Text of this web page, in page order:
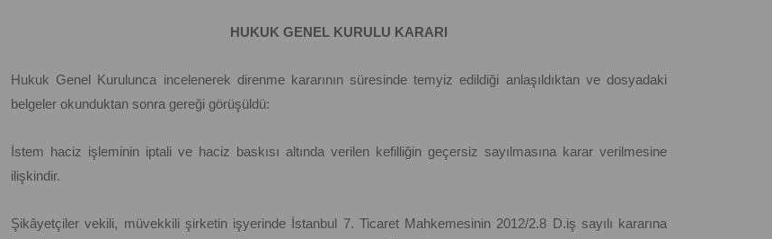
HUKUK GENEL KURULU KARARI
Hukuk Genel Kurulunca incelenerek direnme kararının süresinde temyiz edildiği anlaşıldıktan ve dosyadaki
belgeler okunduktan sonra gereği görüşüldü:
İstem haciz işleminin iptali ve haciz baskısı altında verilen kefilliğin geçersiz sayılmasına karar verilmesine
ilişkindir.
Şikâyetçiler vekili, müvekkili şirketin işyerinde İstanbul 7. Ticaret Mahkemesinin 2012/2.8 D.iş sayılı kararına